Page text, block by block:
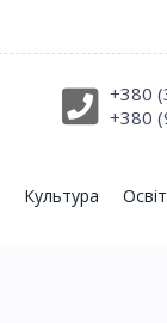
+380
+380
Культура